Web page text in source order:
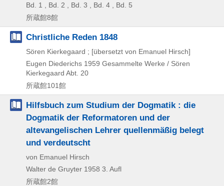
Bd. 1 , Bd. 2 , Bd. 3 , Bd. 4 , Bd. 5
所蔵館8館
Christliche Reden 1848
Sören Kierkegaard ; [übersetzt von Emanuel Hirsch]
Eugen Diederichs 1959 Gesammelte Werke / Sören
Kierkegaard Abt. 20
所蔵館101館
Hilfsbuch zum Studium der Dogmatik : die
Dogmatik der Reformatoren und der
altevangelischen Lehrer quellenmäßig belegt
und verdeutscht
von Emanuel Hirsch
Walter de Gruyter 1958 3. Aufl
所蔵館2館